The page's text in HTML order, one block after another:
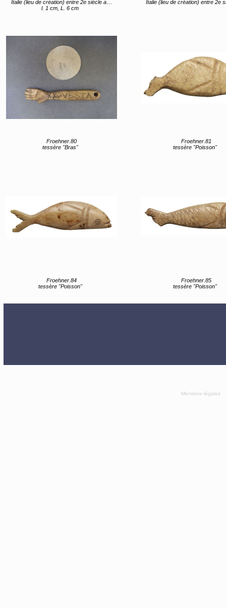
Italie (lieu de création) entre 2e siècle av JC et 1er siècle av JC
l. 1 cm, L. 6 cm
Italie (lieu de création) entre 2e siècle av JC et 1er
Froehner.80
tessère "Bras"
Froehner.81
tessère "Poisson"
Froehner.84
tessère "Poisson"
Froehner.85
tessère "Poisson"
Mentions légales